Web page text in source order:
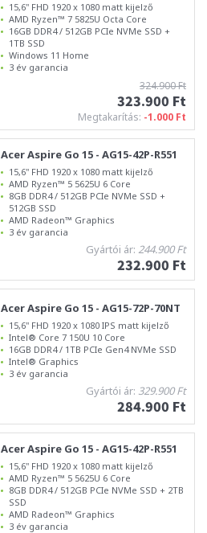
15,6" FHD 1920 x 1080 matt kijelző
AMD Ryzen™ 7 5825U Octa Core
16GB DDR4 / 512GB PCIe NVMe SSD +
1TB SSD
Windows 11 Home
3 év garancia
324.900 Ft
323.900 Ft
Megtakarítás: -1.000 Ft
Acer Aspire Go 15 - AG15-42P-R551
15,6" FHD 1920 x 1080 matt kijelző
AMD Ryzen™ 5 5625U 6 Core
8GB DDR4 / 512GB PCIe NVMe SSD +
512GB SSD
AMD Radeon™ Graphics
3 év garancia
Gyártói ár: 244.900 Ft
232.900 Ft
Acer Aspire Go 15 - AG15-72P-70NT
15,6" FHD 1920 x 1080 IPS matt kijelző
Intel® Core 7 150U 10 Core
16GB DDR4 / 1TB PCIe Gen4 NVMe SSD
Intel® Graphics
3 év garancia
Gyártói ár: 329.900 Ft
284.900 Ft
Acer Aspire Go 15 - AG15-42P-R551
15,6" FHD 1920 x 1080 matt kijelző
AMD Ryzen™ 5 5625U 6 Core
8GB DDR4 / 512GB PCIe NVMe SSD + 2TB
SSD
AMD Radeon™ Graphics
3 év garancia